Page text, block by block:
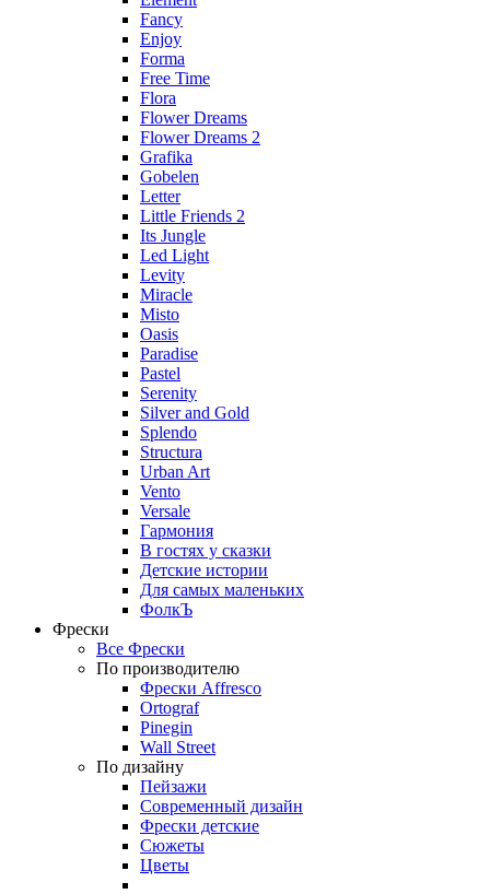
Fancy
Enjoy
Forma
Free Time
Flora
Flower Dreams
Flower Dreams 2
Grafika
Gobelen
Letter
Little Friends 2
Its Jungle
Led Light
Levity
Miracle
Misto
Oasis
Paradise
Pastel
Serenity
Silver and Gold
Splendo
Structura
Urban Art
Vento
Versale
Гармония
В гостях у сказки
Детские истории
Для самых маленьких
ФолкЪ
Фрески
Все Фрески
По производителю
Фрески Affresco
Ortograf
Pinegin
Wall Street
По дизайну
Пейзажи
Современный дизайн
Фрески детские
Сюжеты
Цветы